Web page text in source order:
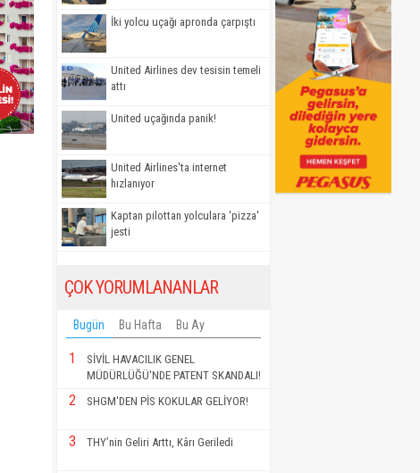
İki yolcu uçağı apronda çarpıştı
United Airlines dev tesisin temeli
attı
United uçağında panik!
United Airlines'ta internet
hızlanıyor
Kaptan pilottan yolculara 'pizza'
jesti
ÇOK YORUMLANANLAR
Bugün Bu Hafta Bu Ay
1
SİVİL HAVACILIK GENEL
MÜDÜRLÜĞÜ'NDE PATENT SKANDALI!
2 SHGM'DEN PİS KOKULAR GELİYOR!
3 THY’nin Geliri Arttı, Kârı Geriledi